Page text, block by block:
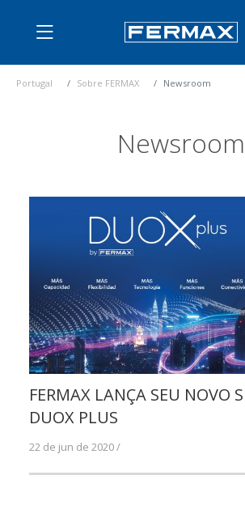
Portugal Sobre FERMAX Newsroom
Newsroom
FERMAX LANÇA SEU NOVO
DUOX PLUS
22 de jun de 2020 /